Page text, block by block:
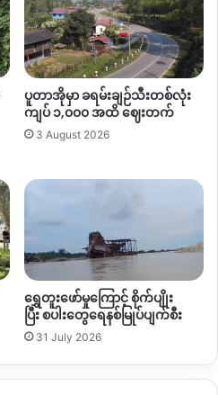
ပူတာအိုမှာ ခရမ်းချဉ်သီးတစ်လုံး
ကျပ် ၁,၀၀၀ အထိ ဈေးတက်
3 August 2026
ရွှေတူးဖော်မှုကြောင့် စိုက်ပျိုး
ပြီး စပါးတွေရေနစ်မြုပ်ပျက်စီး
31 July 2026